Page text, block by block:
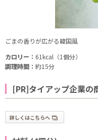
ごまの香りが広がる韓国風
カロリー： 61kcal（1個分）
調理時間： 約15分
[PR]タイアップ企業の
詳しくはこちらへ